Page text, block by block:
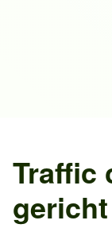
Traffic